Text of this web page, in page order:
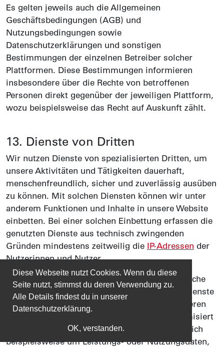
Diese Webseite nutzt Cookies. Wenn du diese
Seite nutzt, stimmst du deren Verwendung zu.
Alle Details findest du in unserer
Datenschutzerklärung.
OK, verstanden.
Es gelten jeweils auch die Allgemeinen
Geschäftsbedingungen (AGB) und
Nutzungsbedingungen sowie
Datenschutzerklärungen und sonstigen
Bestimmungen der einzelnen Betreiber solcher
Plattformen. Diese Bestimmungen informieren
insbesondere über die Rechte von betroffenen
Personen direkt gegenüber der jeweiligen Plattform,
wozu beispielsweise das Recht auf Auskunft zählt.
13. Dienste von Dritten
Wir nutzen Dienste von spezialisierten Dritten, um
unsere Aktivitäten und Tätigkeiten dauerhaft,
menschen­freundlich, sicher und zuverlässig ausüben
zu können. Mit solchen Diensten können wir unter
anderem Funktionen und Inhalte in unsere Website
einbetten. Bei einer solchen Einbettung erfassen die
genutzten Dienste aus technisch zwingenden
Gründen mindestens zeitweilig die IP-Adressen der
Nutzerinnen und Nutzer.
Für erforderliche sicherheitsrelevante, statistische
und technische Zwecke können Dritte, deren Dienste
wir nutzen, Daten im Zusammenhang mit unseren
Aktivitäten und Tätigkeiten aggregiert, anonymisiert
oder pseudonymisiert bearbeiten. Es handelt sich
beispielsweise um Leistungs- oder Nutzungsdaten,